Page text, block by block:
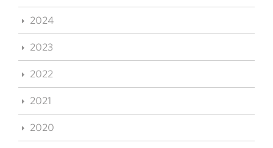
2024
2023
2022
2021
2020